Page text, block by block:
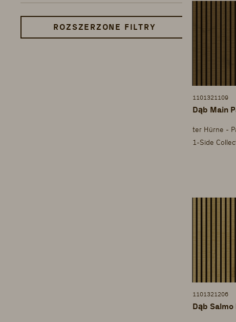
ROZSZERZONE FILTRY
1101321109
Dąb Main
ter Hürne -
1-Side
1101321206
Dąb Salmo